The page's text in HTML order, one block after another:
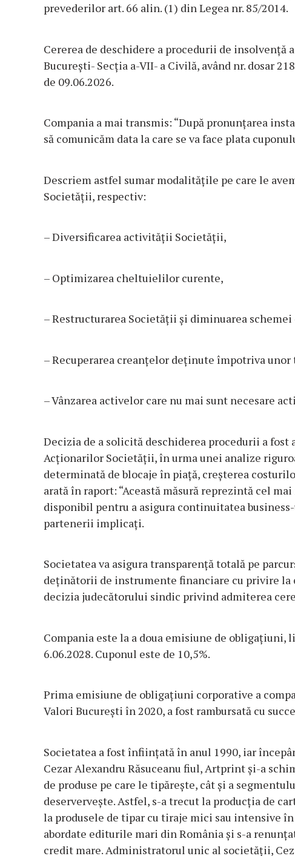
prevederilor art. 66 alin. (1) din Legea nr. 85/2014.
Cererea de deschidere a procedurii de insolvență
București- Secția a-VII- a Civilă, având nr. dosar
de 09.06.2026.
Compania a mai transmis: “După pronunțarea
să comunicăm data la care se va face plata
Descriem astfel sumar modalitățile pe care le
Societății, respectiv:
– Diversificarea activității Societății,
– Optimizarea cheltuielilor curente,
– Restructurarea Societății și diminuarea schemei
– Recuperarea creanțelor deținute împotriva
– Vânzarea activelor care nu mai sunt necesare
Decizia de a solicită deschiderea procedurii a fost
Acționarilor Societății, în urma unei analize
determinată de blocaje în piață, creșterea
arată în raport: “Această măsură reprezintă cel
disponibil pentru a asigura continuitatea
partenerii implicați.
Societatea va asigura transparență totală pe
deținătorii de instrumente financiare cu privire
decizia judecătorului sindic privind admiterea
Compania este la a doua emisiune de obligațiuni,
6.06.2028. Cuponul este de 10,5%.
Prima emisiune de obligațiuni corporative a
Valori București în 2020, a fost rambursată cu
Societatea a fost înființată în anul 1990, iar
Cezar Alexandru Răsuceanu fiul, Artprint și-a
de produse pe care le tipărește, cât și a
deservervește. Astfel, s-a trecut la producția de
la produsele de tipar cu tiraje mici sau intensive în
abordate editurile mari din România și s-a
credit mare. Administratorul unic al societății,